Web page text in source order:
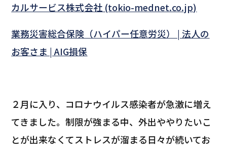
カルサービス株式会社 (tokio-mednet.co.jp)
業務災害総合保険（ハイパー任意労災） | 法人の
お客さま | AIG損保
２月に入り、コロナウイルス感染者が急激に増え
てきました。制限が強まる中、外出ややりたいこ
とが出来なくてストレスが溜まる日々が続いてお